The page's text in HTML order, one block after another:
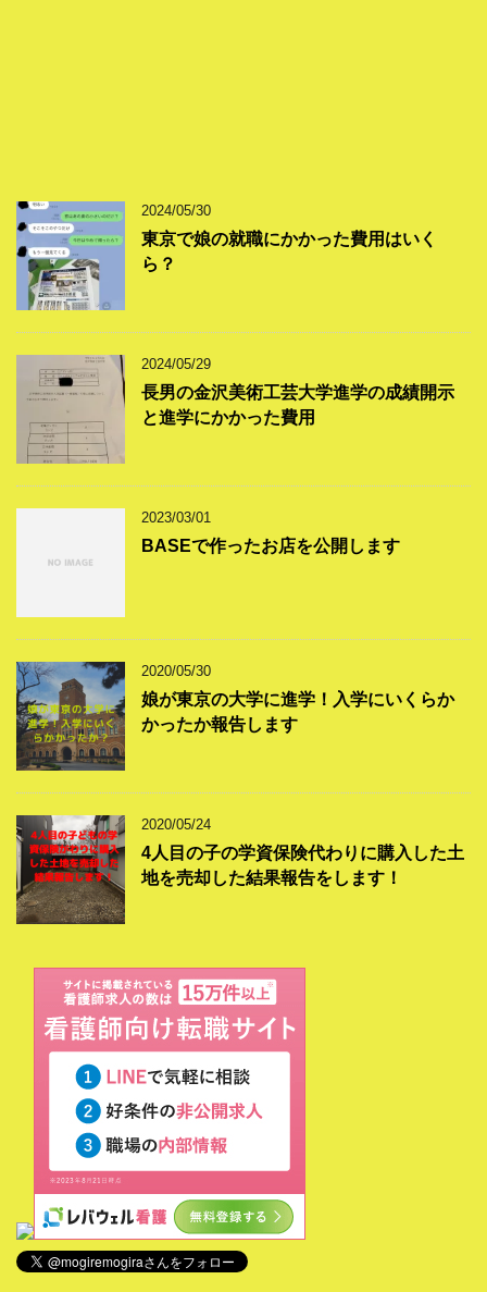
2024/05/30
東京で娘の就職にかかった費用はいく
ら？
2024/05/29
長男の金沢美術工芸大学進学の成績開示
と進学にかかった費用
2023/03/01
BASEで作ったお店を公開します
2020/05/30
娘が東京の大学に進学！入学にいくらか
かったか報告します
2020/05/24
4人目の子の学資保険代わりに購入した土
地を売却した結果報告をします！